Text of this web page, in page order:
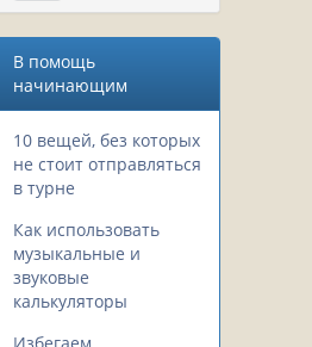
В помощь
начинающим
10 вещей, без которых
не стоит отправляться
в турне
Как использовать
музыкальные и
звуковые
калькуляторы